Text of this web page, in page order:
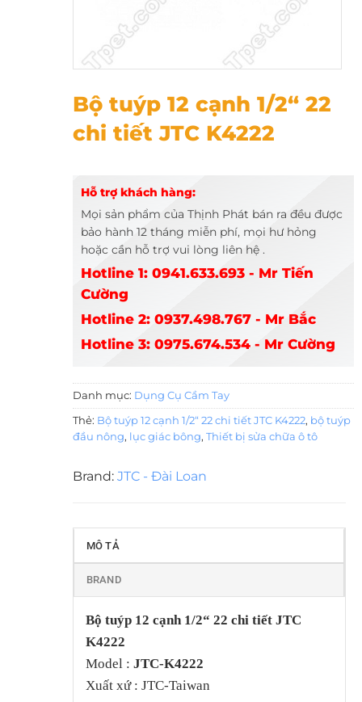
Bộ tuýp 12 cạnh 1/2“ 22
chi tiết JTC K4222
Hỗ trợ khách hàng:
Mọi sản phẩm của Thịnh Phát bán ra đều được
bảo hành 12 tháng miễn phí, mọi hư hỏng
hoặc cần hỗ trợ vui lòng liên hệ .
Hotline 1: 0941.633.693 - Mr Tiến
Cường
Hotline 2: 0937.498.767 - Mr Bắc
Hotline 3: 0975.674.534 - Mr Cường
Danh mục: Dụng Cụ Cầm Tay
Thẻ: Bộ tuýp 12 cạnh 1/2“ 22 chi tiết JTC K4222, bộ tuýp
đầu nông, lục giác bông, Thiết bị sửa chữa ô tô
Brand: JTC - Đài Loan
MÔ TẢ
BRAND
Bộ tuýp 12 cạnh 1/2“ 22 chi tiết JTC
K4222
Model : JTC-K4222
Xuất xứ : JTC-Taiwan